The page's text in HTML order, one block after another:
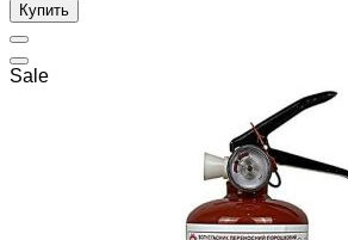
Купить
Sale